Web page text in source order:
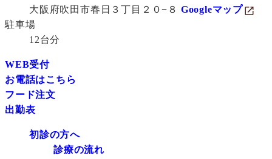
大阪府吹田市春日３丁目２０−８ Googleマップ
駐車場
12台分
WEB受付
お電話はこちら
フード注文
出勤表
初診の方へ
診療の流れ